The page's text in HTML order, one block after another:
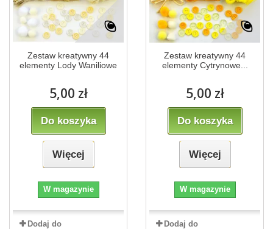
Zestaw kreatywny 44
elementy Lody Waniliowe
5,00 zł
Do koszyka
Więcej
W magazynie
Dodaj do
Zestaw kreatywny 44
elementy Cytrynowe...
5,00 zł
Do koszyka
Więcej
W magazynie
Dodaj do